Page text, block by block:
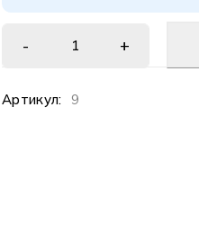
Артикул: 9